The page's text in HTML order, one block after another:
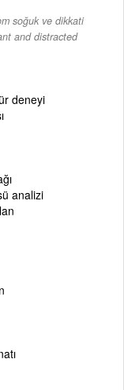
soğuk ve dikkati
and distracted
deneyi
analizi